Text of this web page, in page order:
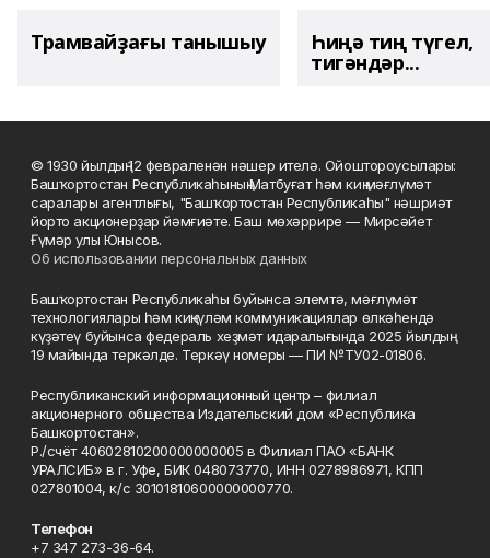
Трамвайҙағы танышыу Һиңә тиң түгел,
тигәндәр...
© 1930 йылдың 12 февраленән нәшер ителә. Ойоштороусылары:
Башҡортостан Республикаһының Матбуғат һәм киң мәғлүмәт
саралары агентлығы, "Башҡортостан Республикаһы" нәшриәт
йорто акционерҙар йәмғиәте. Баш мөхәррире — Мирсәйет
Ғүмәр улы Юнысов.
Об использовании персональных данных
Башҡортостан Республикаһы буйынса элемтә, мәғлүмәт
технологиялары һәм киңкүләм коммуникациялар өлкәһендә
күҙәтеү буйынса федераль хеҙмәт идаралығында 2025 йылдың
19 майында теркәлде. Теркәү номеры — ПИ №ТУ02-01806.
Республиканский информационный центр – филиал
акционерного общества Издательский дом «Республика
Башкортостан».
Р./счёт 40602810200000000005 в Филиал ПАО «БАНК
УРАЛСИБ» в г. Уфе, БИК 048073770, ИНН 0278986971, КПП
027801004, к/с 30101810600000000770.
Телефон
+7 347 273-36-64.